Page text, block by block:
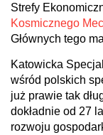
Strefy
Kosmicznego
Głównych tego
Katowicka
wśród polskich
już prawie tak
dokładnie od 27
rozwoju